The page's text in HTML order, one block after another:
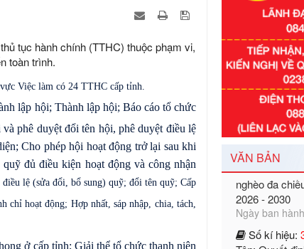
tục hành chính (TTHC) thuộc phạm vi,
toàn trình.
Việc làm có 24 TTHC cấp tỉnh.
lập hội; Thành lập hội; Báo cáo tổ chức
phê duyệt đổi tên hội, phê duyệt điều lệ
Cho phép hội hoạt động trở lại sau khi
đủ điều kiện hoạt động và công nhận
lệ (sửa đổi, bổ sung) quỹ; đổi tên quỹ; Cấp
chỉ hoạt động; Hợp nhất, sáp nhập, chia, tách,
ở cấp tỉnh; Giải thể tổ chức thanh niên
VĂN BẢN
Số kí hiệu:
Tên: Nghị
của Chính
nghèo đa
2026 - 2030
Ngày ban
Số kí hiệu:
Tên: Quyết
danh mục thủ
hành mới, sửa